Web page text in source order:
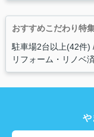
おすすめこだわり特
駐車場2台以上(42件)
リフォーム・リノベ
や